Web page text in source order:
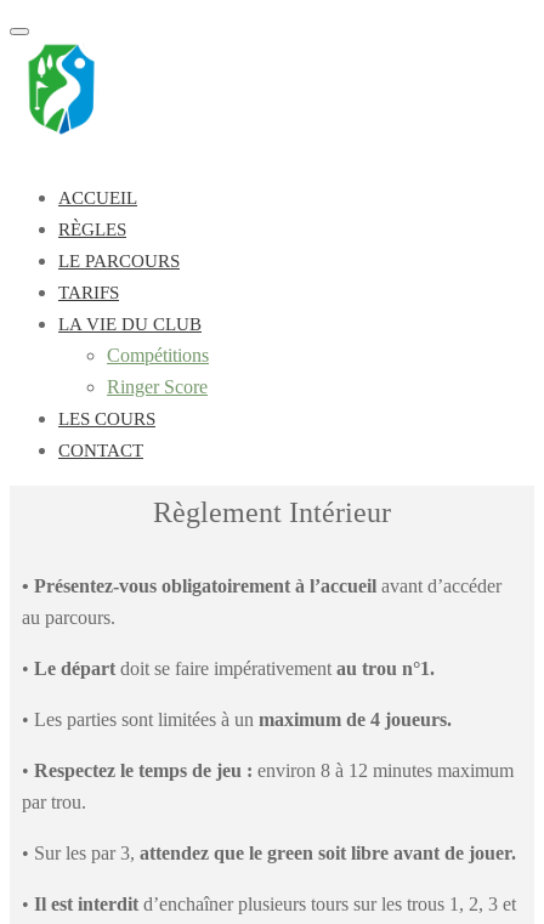
Toggle
navigation
ACCUEIL
RÈGLES
LE PARCOURS
TARIFS
LA VIE DU CLUB
Compétitions
Ringer Score
LES COURS
CONTACT
Règlement Intérieur
• Présentez-vous obligatoirement à l’accueil avant d’accéder
au parcours.
• Le départ doit se faire impérativement au trou n°1.
• Les parties sont limitées à un maximum de 4 joueurs.
• Respectez le temps de jeu : environ 8 à 12 minutes maximum
par trou.
• Sur les par 3, attendez que le green soit libre avant de jouer.
• Il est interdit d’enchaîner plusieurs tours sur les trous 1, 2, 3 et